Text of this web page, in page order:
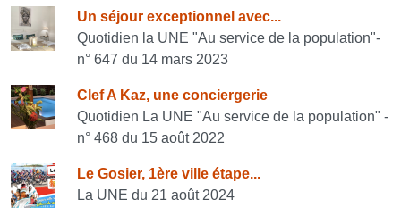
Consulter également
Un séjour exceptionnel avec...
Quotidien la UNE "Au service de la population"-
n° 647 du 14 mars 2023
Clef A Kaz, une conciergerie
Quotidien La UNE "Au service de la population" -
n° 468 du 15 août 2022
Le Gosier, 1ère ville étape...
La UNE du 21 août 2024